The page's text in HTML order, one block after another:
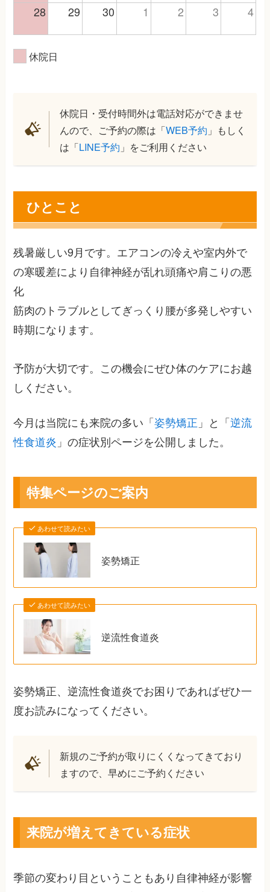
28 29 30 1 2 3 4
休院日
休院日・受付時間外は電話対応ができませ
んので、ご予約の際は「WEB予約 」もしく
は「LINE予約 」をご利用ください
ひとこと
残暑厳しい9月です。エアコンの冷えや室内外で
の寒暖差により自律神経が乱れ頭痛や肩こりの悪
化
筋肉のトラブルとしてぎっくり腰が多発しやすい
時期になります。
予防が大切です。この機会にぜひ体のケアにお越
しください。
今月は当院にも来院の多い「姿勢矯正 」と「逆流
性食道炎 」の症状別ページを公開しました。
特集ページのご案内
あわせて読みたい
姿勢矯正
あわせて読みたい
逆流性食道炎
姿勢矯正、逆流性食道炎でお困りであればぜひ一
度お読みになってください。
新規のご予約が取りにくくなってきており
ますので、早めにご予約ください
来院が増えてきている症状
季節の変わり目ということもあり自律神経が影響